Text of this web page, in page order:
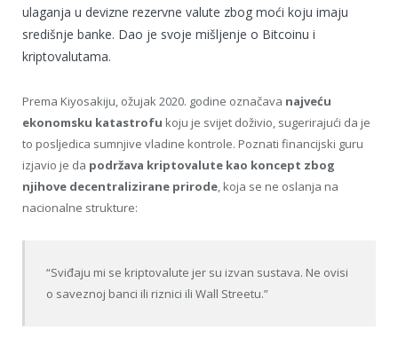
ulaganja u devizne rezervne valute zbog moći koju imaju
središnje banke. Dao je svoje mišljenje o Bitcoinu i
kriptovalutama.
Prema Kiyosakiju, ožujak 2020. godine označava najveću
ekonomsku katastrofu koju je svijet doživio, sugerirajući da je
to posljedica sumnjive vladine kontrole. Poznati financijski guru
izjavio je da podržava kriptovalute kao koncept zbog
njihove decentralizirane prirode, koja se ne oslanja na
nacionalne strukture:
“Sviđaju mi se kriptovalute jer su izvan sustava. Ne ovisi
o saveznoj banci ili riznici ili Wall Streetu.”